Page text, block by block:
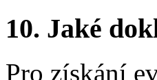
10. Jaké
Pro získání